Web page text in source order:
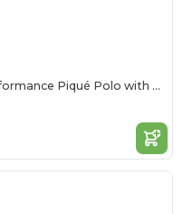
Men's Origin Performance Piqué Polo with Pocket